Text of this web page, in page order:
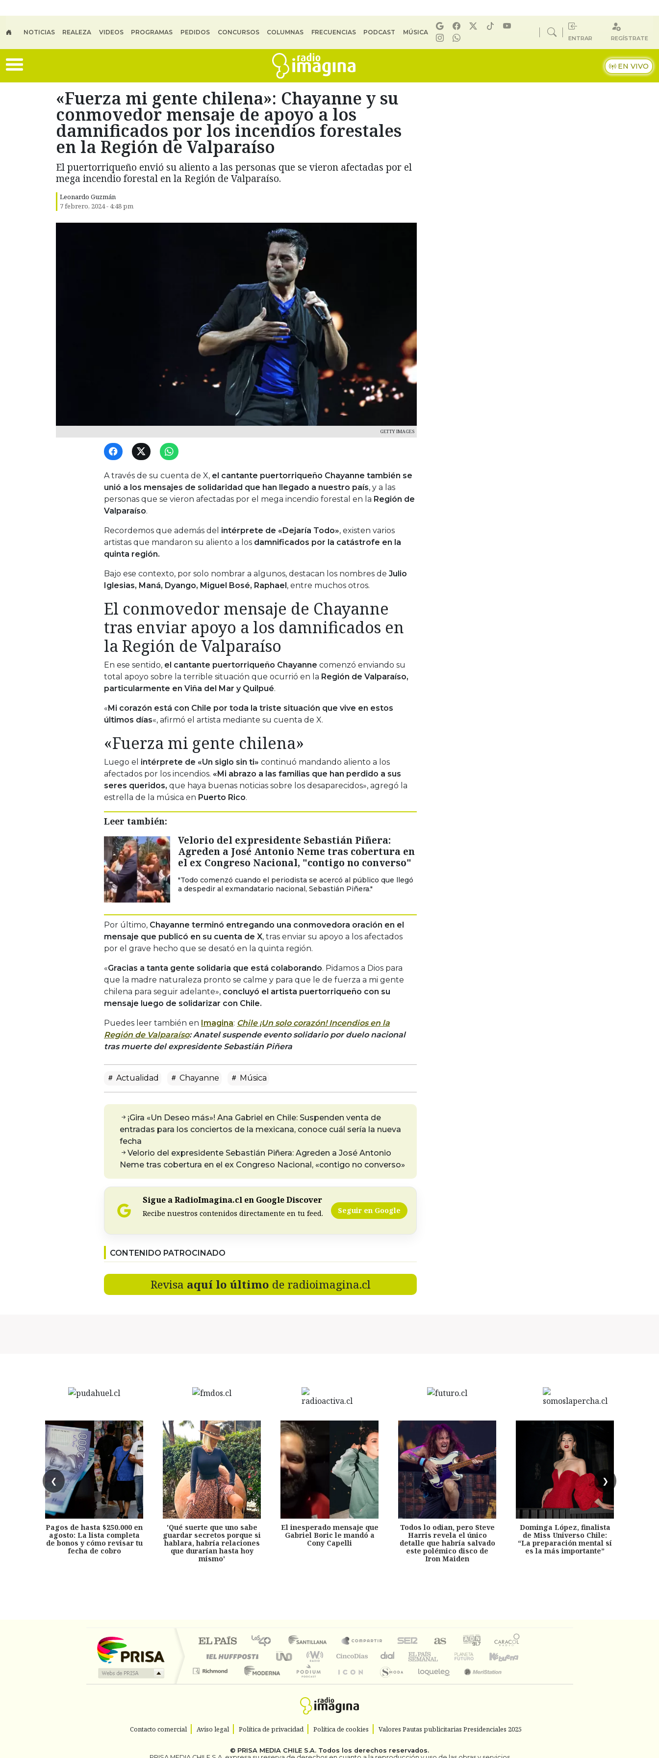
NOTICIAS REALEZA VIDEOS PROGRAMAS PEDIDOS CONCURSOS COLUMNAS FRECUENCIAS PODCAST MÚSICA
ENTRAR REGÍSTRATE
EN VIVO
«Fuerza mi gente chilena»: Chayanne y su
conmovedor mensaje de apoyo a los
damnificados por los incendios forestales
en la Región de Valparaíso
El puertorriqueño envió su aliento a las personas que se vieron afectadas por el
mega incendio forestal en la Región de Valparaíso.
Leonardo Guzmán
7 febrero, 2024 - 4:48 pm
GETTY IMAGES
A través de su cuenta de X, el cantante puertorriqueño Chayanne también se
unió a los mensajes de solidaridad que han llegado a nuestro país, y a las
personas que se vieron afectadas por el mega incendio forestal en la Región de
Valparaíso.
Recordemos que además del intérprete de «Dejaría Todo», existen varios
artistas que mandaron su aliento a los damnificados por la catástrofe en la
quinta región.
Bajo ese contexto, por solo nombrar a algunos, destacan los nombres de Julio
Iglesias, Maná, Dyango, Miguel Bosé, Raphael, entre muchos otros.
El conmovedor mensaje de Chayanne
tras enviar apoyo a los damnificados en
la Región de Valparaíso
En ese sentido, el cantante puertorriqueño Chayanne comenzó enviando su
total apoyo sobre la terrible situación que ocurrió en la Región de Valparaíso,
particularmente en Viña del Mar y Quilpué.
«Mi corazón está con Chile por toda la triste situación que vive en estos
últimos días«, afirmó el artista mediante su cuenta de X.
«Fuerza mi gente chilena»
Luego el intérprete de «Un siglo sin ti» continuó mandando aliento a los
afectados por los incendios. «Mi abrazo a las familias que han perdido a sus
seres queridos, que haya buenas noticias sobre los desaparecidos», agregó la
estrella de la música en Puerto Rico.
Leer también:
Velorio del expresidente Sebastián Piñera:
Agreden a José Antonio Neme tras cobertura en
el ex Congreso Nacional, "contigo no converso"
"Todo comenzó cuando el periodista se acercó al público que llegó
a despedir al exmandatario nacional, Sebastián Piñera."
Por último, Chayanne terminó entregando una conmovedora oración en el
mensaje que publicó en su cuenta de X, tras enviar su apoyo a los afectados
por el grave hecho que se desató en la quinta región.
«Gracias a tanta gente solidaria que está colaborando. Pidamos a Dios para
que la madre naturaleza pronto se calme y para que le de fuerza a mi gente
chilena para seguir adelante», concluyó el artista puertorriqueño con su
mensaje luego de solidarizar con Chile.
Puedes leer también en Imagina: Chile ¡Un solo corazón! Incendios en la
Región de Valparaíso: Anatel suspende evento solidario por duelo nacional
tras muerte del expresidente Sebastián Piñera
Actualidad Chayanne Música
¡Gira «Un Deseo más»! Ana Gabriel en Chile: Suspenden venta de
entradas para los conciertos de la mexicana, conoce cuál sería la nueva
fecha
Velorio del expresidente Sebastián Piñera: Agreden a José Antonio
Neme tras cobertura en el ex Congreso Nacional, «contigo no converso»
Sigue a RadioImagina.cl en Google Discover
Recibe nuestros contenidos directamente en tu feed. Seguir en Google
CONTENIDO PATROCINADO
Revisa aquí lo último de radioimagina.cl
❮ ❯
Pagos de hasta $250.000 en
agosto: La lista completa
de bonos y cómo revisar tu
fecha de cobro
'Qué suerte que uno sabe
guardar secretos porque si
hablara, habría relaciones
que durarían hasta hoy
mismo'
El inesperado mensaje que
Gabriel Boric le mandó a
Cony Capelli
Todos lo odian, pero Steve
Harris revela el único
detalle que habría salvado
este polémico disco de
Iron Maiden
Dominga López, finalista
de Miss Universo Chile:
“La preparación mental sí
es la más importante”
Contacto comercial Aviso legal Política de privacidad Política de cookies Valores Pautas publicitarias Presidenciales 2025
© PRISA MEDIA CHILE S.A. Todos los derechos reservados.